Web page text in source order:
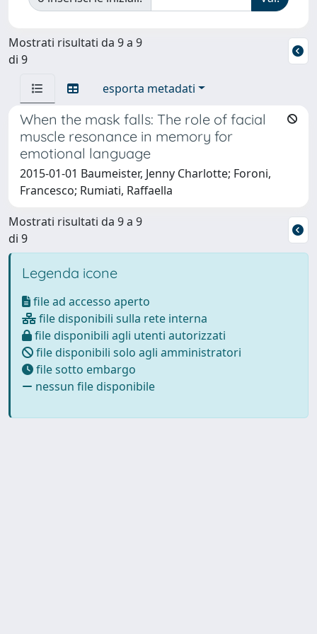
Mostrati risultati da 9 a 9
di 9
esporta metadati
When the mask falls: The role of facial
muscle resonance in memory for
emotional language
2015-01-01 Baumeister, Jenny Charlotte; Foroni,
Francesco; Rumiati, Raffaella
Mostrati risultati da 9 a 9
di 9
Legenda icone
file ad accesso aperto
file disponibili sulla rete interna
file disponibili agli utenti autorizzati
file disponibili solo agli amministratori
file sotto embargo
nessun file disponibile